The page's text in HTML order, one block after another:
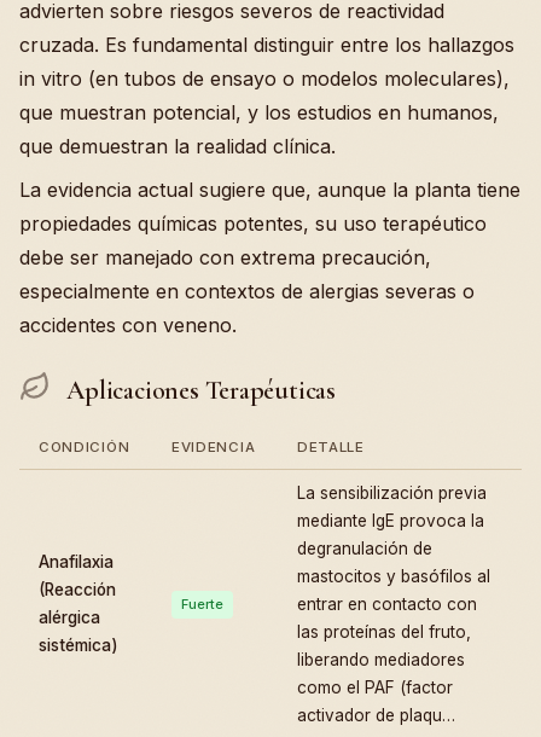
advierten sobre riesgos severos de reactividad
cruzada. Es fundamental distinguir entre los hallazgos
in vitro (en tubos de ensayo o modelos moleculares),
que muestran potencial, y los estudios en humanos,
que demuestran la realidad clínica.
La evidencia actual sugiere que, aunque la planta tiene
propiedades químicas potentes, su uso terapéutico
debe ser manejado con extrema precaución,
especialmente en contextos de alergias severas o
accidentes con veneno.
Aplicaciones Terapéuticas
CONDICIÓN EVIDENCIA DETALLE
Anafilaxia
(Reacción
alérgica
sistémica)
Fuerte
La sensibilización previa
mediante IgE provoca la
degranulación de
mastocitos y basófilos al
entrar en contacto con
las proteínas del fruto,
liberando mediadores
como el PAF (factor
activador de plaqu…